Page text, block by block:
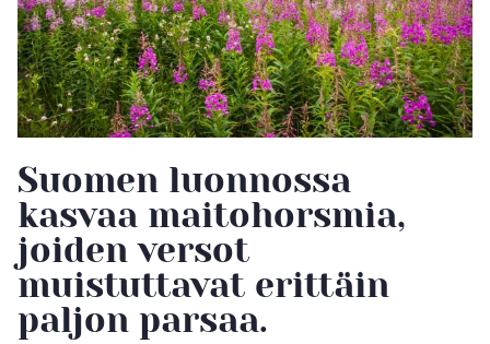
Suomen luonnossa
kasvaa maitohorsmia,
joiden versot
muistuttavat erittäin
paljon parsaa.